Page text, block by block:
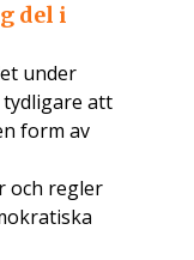
del i
under
att
form av
och regler